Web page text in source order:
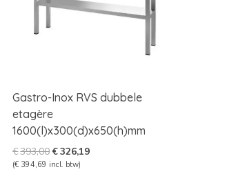
Gastro-Inox RVS dubbele
etagère
1600(l)x300(d)x650(h)mm
€393,00Oorspronkelijke
prijs
€326,19Huidige
(€ 394,69 incl. btw)